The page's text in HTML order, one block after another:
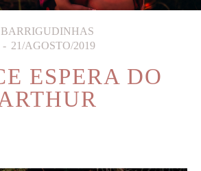
BARRIGUDINHAS
21/AGOSTO/2019
ESPERA DO